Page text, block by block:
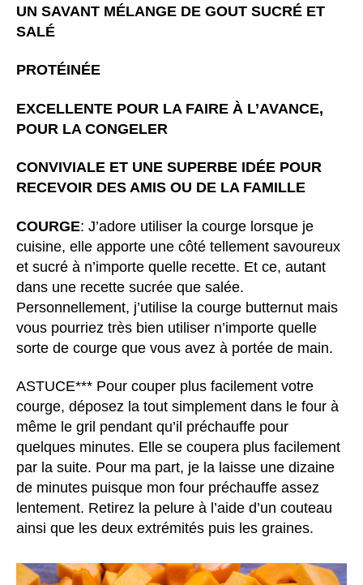
UN SAVANT MÉLANGE DE GOUT SUCRÉ ET
SALÉ
PROTÉINÉE
EXCELLENTE POUR LA FAIRE À L’AVANCE,
POUR LA CONGELER
CONVIVIALE ET UNE SUPERBE IDÉE POUR
RECEVOIR DES AMIS OU DE LA FAMILLE
COURGE: J’adore utiliser la courge lorsque je
cuisine, elle apporte une côté tellement savoureux
et sucré à n’importe quelle recette. Et ce, autant
dans une recette sucrée que salée.
Personnellement, j’utilise la courge butternut mais
vous pourriez très bien utiliser n’importe quelle
sorte de courge que vous avez à portée de main.
ASTUCE*** Pour couper plus facilement votre
courge, déposez la tout simplement dans le four à
même le gril pendant qu’il préchauffe pour
quelques minutes. Elle se coupera plus facilement
par la suite. Pour ma part, je la laisse une dizaine
de minutes puisque mon four préchauffe assez
lentement. Retirez la pelure à l’aide d’un couteau
ainsi que les deux extrémités puis les graines.